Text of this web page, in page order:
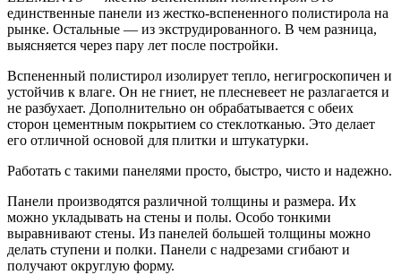
единственные панели из жестко-вспененного полистирола на
рынке. Остальные — из экструдированного. В чем разница,
выясняется через пару лет после постройки.
Вспененный полистирол изолирует тепло, негигроскопичен и
устойчив к влаге. Он не гниет, не плесневеет не разлагается и
не разбухает. Дополнительно он обрабатывается с обеих
сторон цементным покрытием со стеклотканью. Это делает
его отличной основой для плитки и штукатурки.
Работать с такими панелями просто, быстро, чисто и надежно.
Панели производятся различной толщины и размера. Их
можно укладывать на стены и полы. Особо тонкими
выравнивают стены. Из панелей большей толщины можно
делать ступени и полки. Панели с надрезами сгибают и
получают округлую форму.